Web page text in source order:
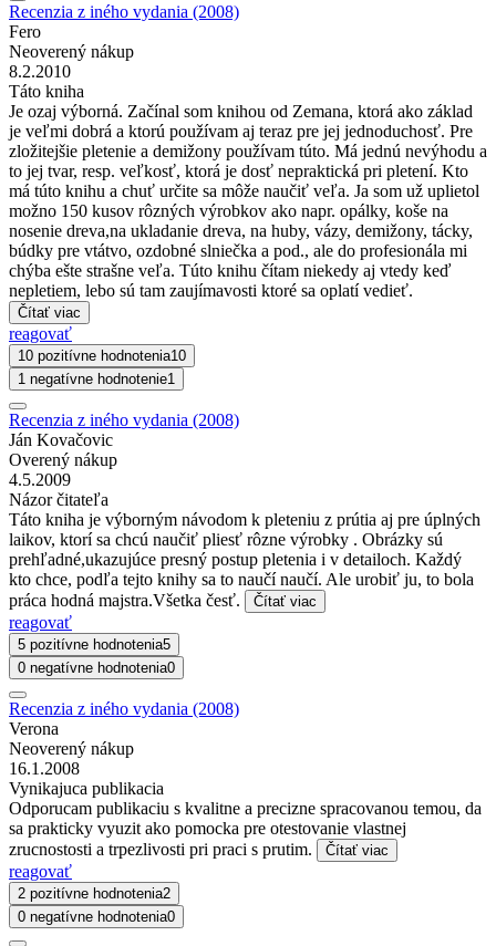
Recenzia z iného vydania (2008)
Fero
Neoverený nákup
8.2.2010
Táto kniha
Je ozaj výborná. Začínal som knihou od Zemana, ktorá ako základ
je veľmi dobrá a ktorú používam aj teraz pre jej jednoduchosť. Pre
zložitejšie pletenie a demižony používam túto. Má jednú nevýhodu a
to jej tvar, resp. veľkosť, ktorá je dosť nepraktická pri pletení. Kto
má túto knihu a chuť určite sa môže naučiť veľa. Ja som už uplietol
možno 150 kusov rôzných výrobkov ako napr. opálky, koše na
nosenie dreva,na ukladanie dreva, na huby, vázy, demižony, tácky,
búdky pre vtátvo, ozdobné slniečka a pod., ale do profesionála mi
chýba ešte strašne veľa. Túto knihu čítam niekedy aj vtedy keď
nepletiem, lebo sú tam zaujímavosti ktoré sa oplatí vedieť.
Čítať viac
reagovať
10 pozitívne hodnotenia10
1 negatívne hodnotenie1
Recenzia z iného vydania (2008)
Ján Kovačovic
Overený nákup
4.5.2009
Názor čitateľa
Táto kniha je výborným návodom k pleteniu z prútia aj pre úplných
laikov, ktorí sa chcú naučiť pliesť rôzne výrobky . Obrázky sú
prehľadné,ukazujúce presný postup pletenia i v detailoch. Každý
kto chce, podľa tejto knihy sa to naučí naučí. Ale urobiť ju, to bola
práca hodná majstra.Všetka česť.
Čítať viac
reagovať
5 pozitívne hodnotenia5
0 negatívne hodnotenia0
Recenzia z iného vydania (2008)
Verona
Neoverený nákup
16.1.2008
Vynikajuca publikacia
Odporucam publikaciu s kvalitne a precizne spracovanou temou, da
sa prakticky vyuzit ako pomocka pre otestovanie vlastnej
zrucnostosti a trpezlivosti pri praci s prutim.
Čítať viac
reagovať
2 pozitívne hodnotenia2
0 negatívne hodnotenia0